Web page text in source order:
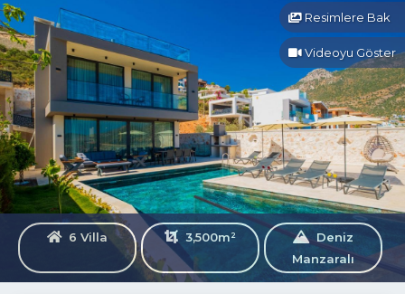
Resimlere Bak
Videoyu Göster
6 Villa 3,500m²
Deniz
Manzaralı